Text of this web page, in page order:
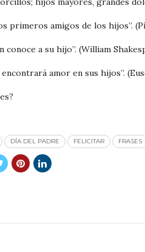
primeros amigos de los hijos”.
conoce a su hijo”. (William
encontrará amor en sus hijos”.
DÍA DEL PADRE FELICITAR FRASES